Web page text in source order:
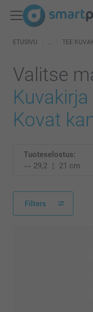
ETUSIVU TEE
Valitse
Kovat
Tuoteselostus:
29,2
21 cm
Filters